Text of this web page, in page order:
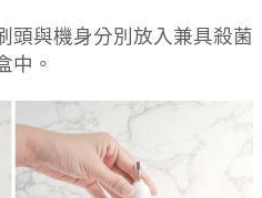
頭與機身分別放入兼具殺菌
中。